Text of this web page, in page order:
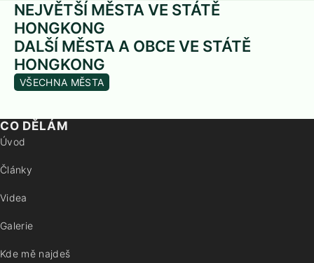
NEJVĚTŠÍ MĚSTA VE STÁTĚ
HONGKONG
DALŠÍ MĚSTA A OBCE VE STÁTĚ
HONGKONG
VŠECHNA MĚSTA
CO DĚLÁM
Úvod
Články
Videa
Galerie
Kde mě najdeš